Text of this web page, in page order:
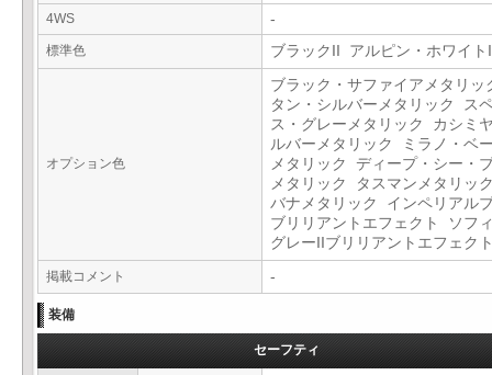
4WS -
標準色 ブラックII アルピン・ホワイ
オプション色
ブラック・サファイアメタリ
タン・シルバーメタリック ス
ス・グレーメタリック カシミ
ルバーメタリック ミラノ・ベ
メタリック ディープ・シー・
メタリック タスマンメタリッ
バナメタリック インペリアル
ブリリアントエフェクト ソフ
グレーIIブリリアントエフェク
掲載コメント -
装備
セーフティ